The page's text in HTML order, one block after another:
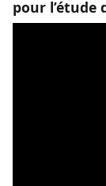
pour l’étude